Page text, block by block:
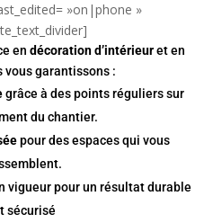
»on|phone »
en décoration d’intérieuret en
vous garantissons :
grâce à des points réguliers sur
du chantier.
pour des espaces qui vous
vigueur pour un résultat durable
sécurisé